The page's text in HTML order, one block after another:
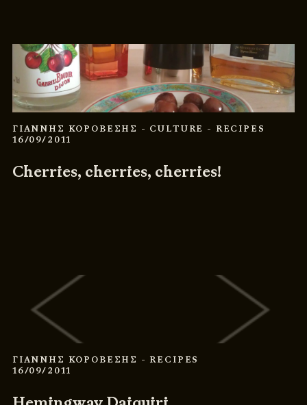
ΓΙΑΝΝΗΣ ΚΟΡΟΒΕΣΗΣ - CULTURE - RECIPES
16/09/2011
Cherries, cherries, cherries!
ΓΙΑΝΝΗΣ ΚΟΡΟΒΕΣΗΣ - RECIPES
16/09/2011